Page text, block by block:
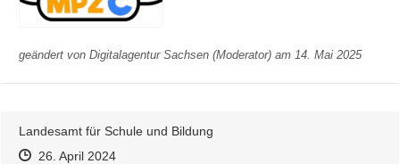
geändert von Digitalagentur Sachsen (Moderator) am 14. Mai 2025
Landesamt für Schule und Bildung
Zeitpunkt des Erstellens
Zeitpunkt des Erstellens
26. April 2024Zur Äußerung